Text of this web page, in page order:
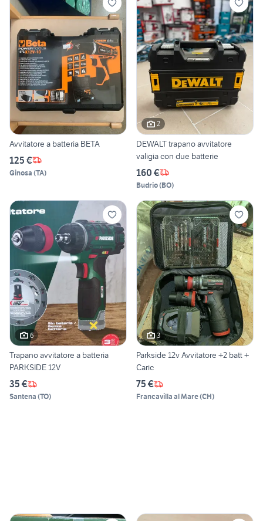
Avvitatore a batteria BETA
125 €
Ginosa (TA)
2
DEWALT trapano avvitatore
valigia con due batterie
160 €
Budrio(BO)
6
Trapano avvitatore a batteria
PARKSIDE 12V
35 €
Santena (TO)
3
Parkside 12v Avvitatore +2 batt +
Caric
75 €
Francavilla al Mare(CH)